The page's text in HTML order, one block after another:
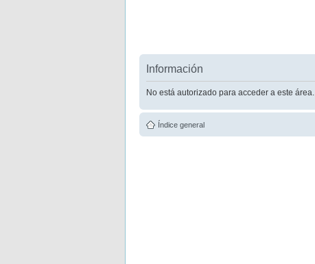
Información
No está autorizado para acceder a este área.
Índice general